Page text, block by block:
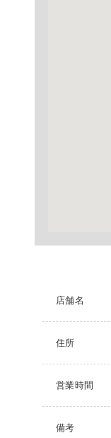
店舗名
住所
営業時間
備考